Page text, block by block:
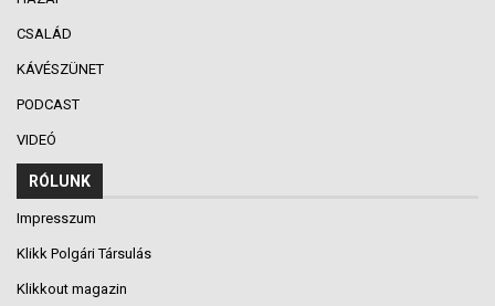
CSALÁD
KÁVÉSZÜNET
PODCAST
VIDEÓ
RÓLUNK
Impresszum
Klikk Polgári Társulás
Klikkout magazin